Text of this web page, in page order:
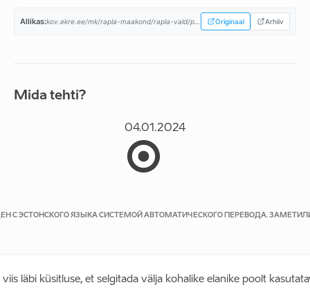
Allikas: Originaal Arhiiv
Mida tehti?
04.01.2024
С ЭСТОНСКОГО ЯЗЫКА СИСТЕМОЙ АВТОМАТИЧЕСКОГО ПЕРЕВОДА.
läbi küsitluse, et selgitada välja kohalike elanike poolt